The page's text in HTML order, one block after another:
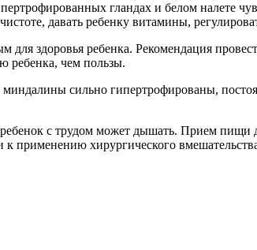
гландах и белом налете
давать ребенку витамины,
здоровья ребенка. Рекомендация
ребенка, чем пользы.
миндалины сильно гипертрофированы,
с трудом может дышать. Прием пищи
хирургического вмешательства